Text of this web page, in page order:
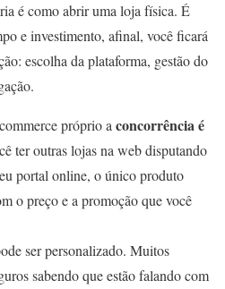
é como abrir uma loja física. É
e investimento, afinal, você ficará
escolha da plataforma, gestão do
próprio a concorrência é
ter outras lojas na web disputando
portal online, o único produto
o preço e a promoção que você
ser personalizado. Muitos
sabendo que estão falando com